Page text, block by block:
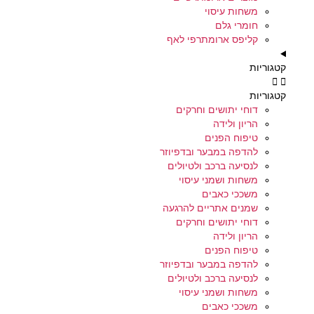
משחות עיסוי
חומרי גלם
קליפס ארומתרפי לאף
קטגוריות
קטגוריות
דוחי יתושים וחרקים
הריון ולידה
טיפוח הפנים
להדפה במבער ובדפיוזר
לנסיעה ברכב ולטיולים
משחות ושמני עיסוי
משככי כאבים
שמנים אתריים להרגעה
דוחי יתושים וחרקים
הריון ולידה
טיפוח הפנים
להדפה במבער ובדפיוזר
לנסיעה ברכב ולטיולים
משחות ושמני עיסוי
משככי כאבים